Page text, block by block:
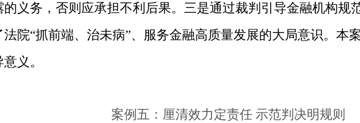
义务，否则应承担不利后果。三是通过裁判引导金融机构规
院“抓前端、治未病”、服务金融高质量发展的大局意识。本
义。
案例五：厘清效力定责任 示范判决明规则